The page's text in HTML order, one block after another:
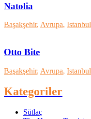
Natolia
Başakşehir, Avrupa, Istanbul
Otto Bite
Başakşehir, Avrupa, Istanbul
Kategoriler
Sütlaç